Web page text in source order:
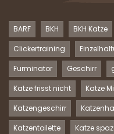
BARF BKH BKH Katze
Clickertraining
Furminator
Geschirr
Katze frisst nicht
Katze
Katzengeschirr
Katzentoilette
Katze